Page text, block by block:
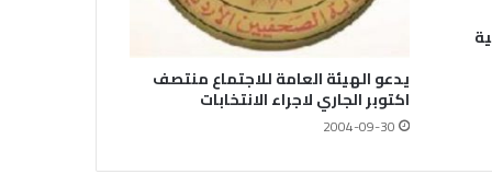
نعي الاستاذ الهاشمي نويرة
مستشار الاتحاد العام للصحفيين العرب
يدعو الهيئة العامة للاجتماع منتصف
اكتوبر الجاري لاجراء الانتخابات
2004-09-30